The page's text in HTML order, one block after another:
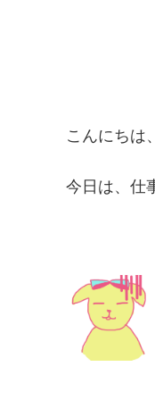
こんにちは
今日は、仕